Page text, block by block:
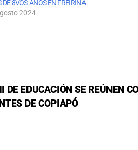
DE 8VOS AÑOS EN FREIRINA
2024
DE EDUCACIÓN SE REÚNEN
DE COPIAPÓ